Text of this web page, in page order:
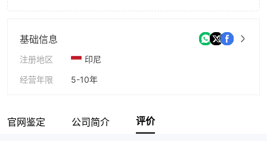
基础信息
注册地区
印尼
经营年限
5-10年
官网鉴定 公司简介 评价